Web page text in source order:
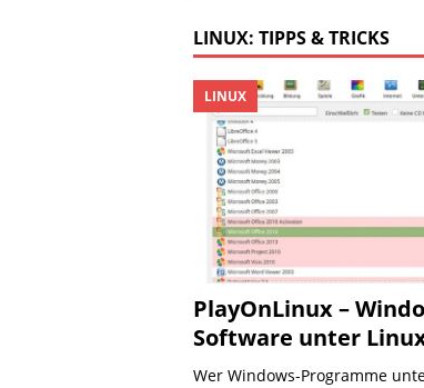
LINUX: TIPPS & TRICKS
PlayOnLinux –
Software unter
LINUX
Wer Windows-Programme